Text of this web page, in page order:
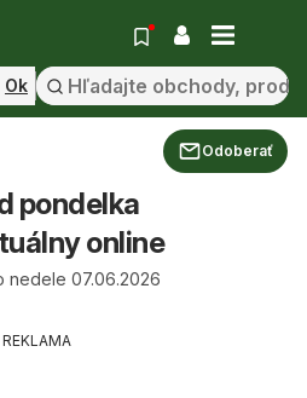
Ok
Odoberať
pondelka
online
nedele 07.06.2026
REKLAMA